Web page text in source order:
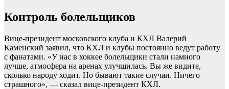
Контроль болельщиков
Вице‑президент московского клуба и КХЛ Валерий
Каменский заявил, что КХЛ и клубы постоянно ведут работу
с фанатами. «У нас в хоккее болельщики стали намного
лучше, атмосфера на аренах улучшилась. Вы же видите,
сколько народу ходит. Но бывают такие случаи. Ничего
страшного», — сказал вице-президент КХЛ.